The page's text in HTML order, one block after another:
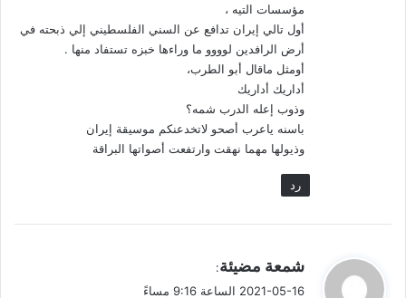
لقد اخترتم سفينة إيران الغارقة لا محالة وستقضون على قضيتكم
الانفصام السني
كالديك الذي يصيح من بعيد على عدو يسمع صياحه ولا يراه وقدماه
غاطستان بالوحل، كل المظالم التي يعاني منها سنة العراق وسوريا
ولا يتحركون لإنقاذ أنفسهم من إيران وشيعتها. في المقابل تراهم
يتباكون على القدس!
حرر نفسك فكرياً. نادِ بعقلك كي ينهض من سباته لترى واقعك أنت
تشاء.
مؤسسات التيه ،
أول تالي إيران تدافع عن السني الفلسطيني إلي ذبحته في
أرض الرافدين لوووو ما وراءها خبزه تستفاد منها .
أومثل ماقال أبو الطرب،
أداريك أداريك
وذوب إعله الدرب شمه؟
باسنه ياعرب أصحو لاتخدعنكم موسيقة إيران
وذيولها مهما نهقت وارتفعت أصواتها البراقة
رد
يشمعة مضيئة:
2021-05-16 الساعة 9:16 مساءً